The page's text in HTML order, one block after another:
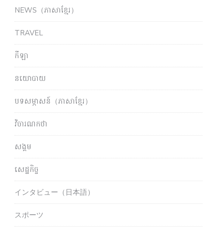
NEWS（ភាសាខ្មែរ）
TRAVEL
កីឡា
នយោបាយ
បទសម្ភាសន៍（ភាសាខ្មែរ）
វិចារណកថា
សង្គម
សេដ្ឋកិច្ច
インタビュー（日本語）
スポーツ